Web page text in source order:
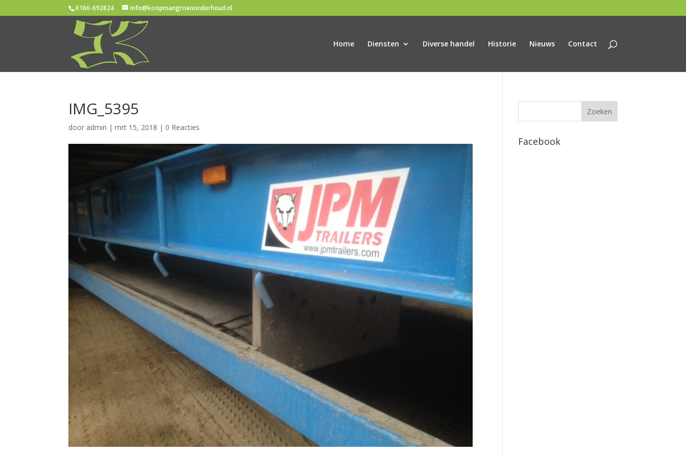
0166-692824 info@koopmangroenonderhoud.nl
Home Diensten Diverse handel Historie Nieuws Contact
IMG_5395
door admin |mrt 15, 2018 | 0 Reacties
Facebook